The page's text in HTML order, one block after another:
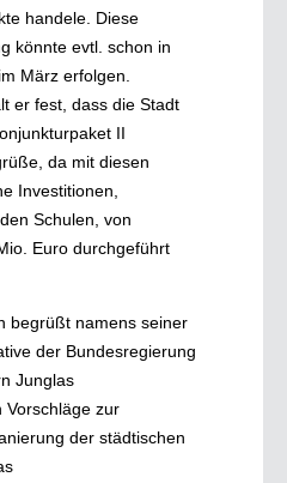
handele. Diese
könnte evtl. schon in
März erfolgen.
er fest, dass die Stadt
II
da mit diesen
Investitionen,
Schulen, von
Euro durchgeführt
begrüßt namens seiner
der Bundesregierung
Junglas
Vorschläge zur
der städtischen